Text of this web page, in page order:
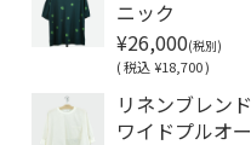
ニック
¥26,000(税別)
(税込¥18,700 )
リネンブレンド
ワイドプルオー